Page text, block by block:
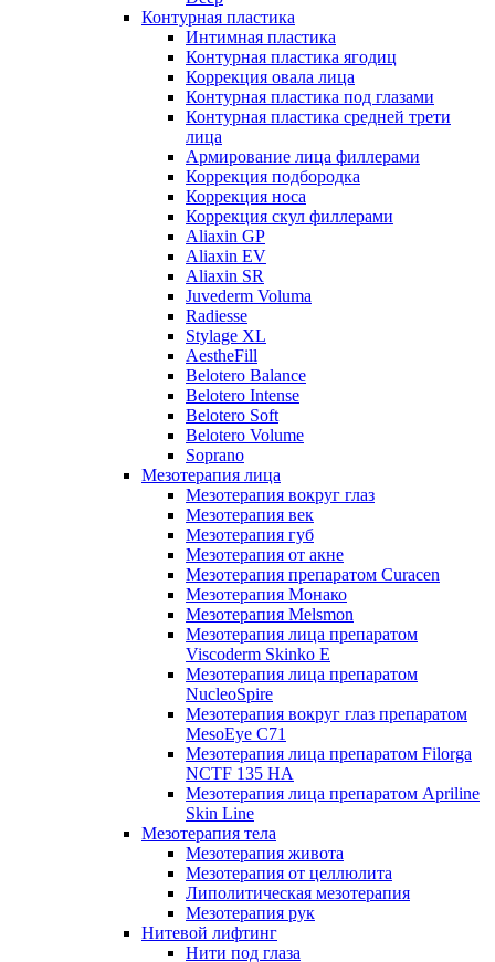
Контурная пластика
Интимная пластика
Контурная пластика ягодиц
Коррекция овала лица
Контурная пластика под глазами
Контурная пластика средней трети
лица
Армирование лица филлерами
Коррекция подбородка
Коррекция носа
Коррекция скул филлерами
Aliaxin GP
Aliaxin EV
Aliaxin SR
Juvederm Voluma
Radiesse
Stylage XL
AestheFill
Belotero Balance
Belotero Intense
Belotero Soft
Belotero Volume
Soprano
Мезотерапия лица
Мезотерапия вокруг глаз
Мезотерапия век
Мезотерапия губ
Мезотерапия от акне
Мезотерапия препаратом Curacen
Мезотерапия Монако
Мезотерапия Melsmon
Мезотерапия лица препаратом
Viscoderm Skinko E
Мезотерапия лица препаратом
NucleoSpire
Мезотерапия вокруг глаз препаратом
MesoEye С71
Мезотерапия лица препаратом Filorga
NCTF 135 HA
Мезотерапия лица препаратом Apriline
Skin Line
Мезотерапия тела
Мезотерапия живота
Мезотерапия от целлюлита
Липолитическая мезотерапия
Мезотерапия рук
Нитевой лифтинг
Нити под глаза